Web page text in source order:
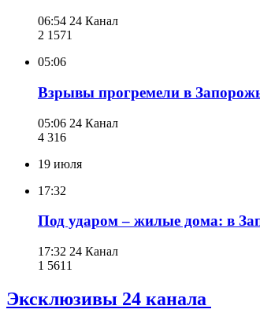
06:54 24 Канал
2 1571
05:06
Взрывы прогремели в
05:06 24 Канал
4 316
19 июля
17:32
Под ударом – жилые дома: в
17:32 24 Канал
1 561 1
Эксклюзивы 24 канала